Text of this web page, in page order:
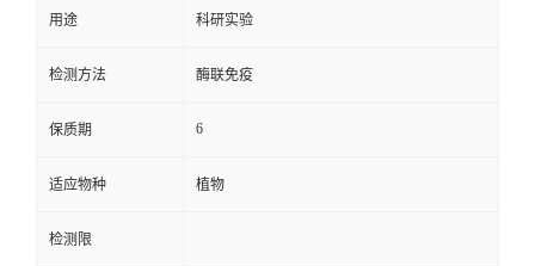
用途 科研实验
检测方法 酶联免疫
保质期 6
适应物种 植物
检测限